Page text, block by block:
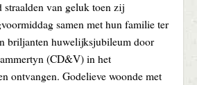
straalden van geluk toen zij
samen met hun familie ter
briljanten huwelijksjubileum door
(CD&V) in het
ontvangen. Godelieve woonde met